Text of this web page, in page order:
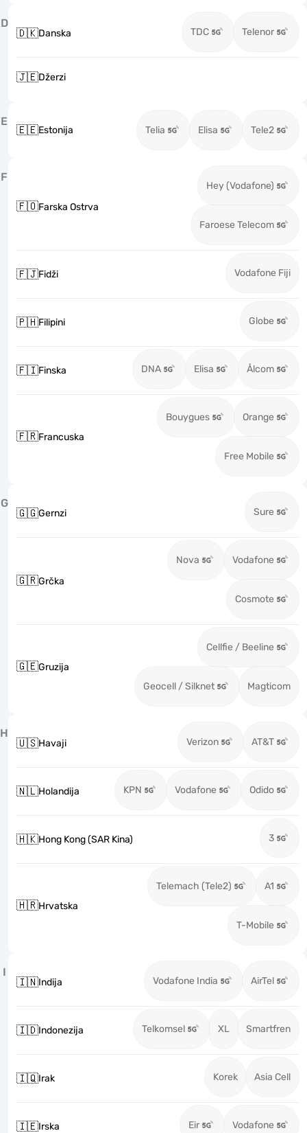
D
🇩🇰Danska TDC Telenor
🇯🇪Džerzi
E
🇪🇪Estonija Telia Elisa Tele2
F
🇫🇴Farska Ostrva
Hey (Vodafone)
Faroese Telecom
🇫🇯Fidži Vodafone Fiji
🇵🇭Filipini Globe
🇫🇮Finska DNA Elisa Ålcom
🇫🇷Francuska
Bouygues Orange
Free Mobile
G
🇬🇬Gernzi Sure
🇬🇷Grčka
Nova Vodafone
Cosmote
🇬🇪Gruzija
Cellfie / Beeline
Geocell / Silknet Magticom
H
🇺🇸Havaji Verizon AT&T
🇳🇱Holandija KPN Vodafone Odido
🇭🇰Hong Kong (SAR Kina) 3
🇭🇷Hrvatska
Telemach (Tele2) A1
T-Mobile
I
🇮🇳Indija Vodafone India AirTel
🇮🇩Indonezija Telkomsel XL Smartfren
🇮🇶Irak Korek Asia Cell
🇮🇪Irska Eir Vodafone